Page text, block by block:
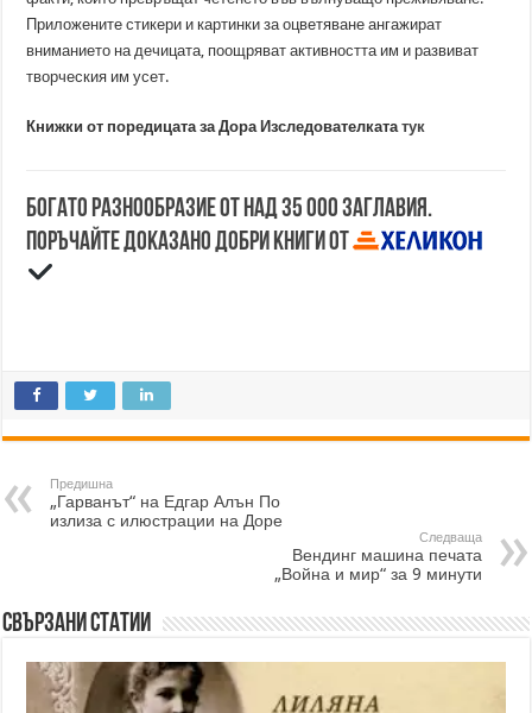
Приложените стикери и картинки за оцветяване ангажират
вниманието на дечицата, поощряват активността им и развиват
творческия им усет.
Книжки от поредицата за Дора Изследователкататук
Богато разнообразие от над 35 000 заглавия.
Поръчайте доказано добри книги от
Предишна
„Гарванът“ на Едгар Алън По
излиза с илюстрации на Доре
Следваща
Вендинг машина печата
„Война и мир“ за 9 минути
Свързани статии